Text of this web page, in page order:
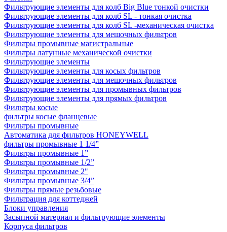
Фильтрующие элементы для колб Big Blue тонкой очистки
Фильтрующие элементы для колб SL - тонкая очистка
Фильтрующие элементы для колб SL -механическая очистка
Фильтрующие элементы для мешочных фильтров
Фильтры промывные магистральные
Фильтры латунные механической очистки
Фильтрующие элементы
Фильтрующие элементы для косых фильтров
Фильтрующие элементы для мешочных фильтров
Фильтрующие элементы для промывных фильтров
Фильтрующие элементы для прямых фильтров
Фильтры косые
фильтры косые фланцевые
Фильтры промывные
Автоматика для фильтров HONEYWELL
фильтры промывные 1 1/4”
Фильтры промывные 1”
Фильтры промывные 1/2”
Фильтры промывные 2"
Фильтры промывные 3/4”
Фильтры прямые резьбовые
Фильтрация для коттеджей
Блоки управления
Засыпной материал и фильтрующие элементы
Корпуса фильтров